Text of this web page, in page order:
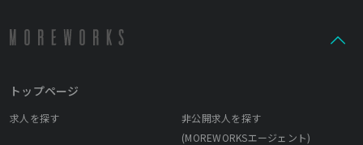
トップページ
求人を探す
非公開求人を探す
(MOREWORKSエージェント)